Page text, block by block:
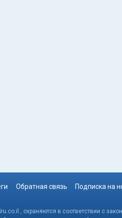
Обратная связь Подписка на
, охраняются в соответствии с